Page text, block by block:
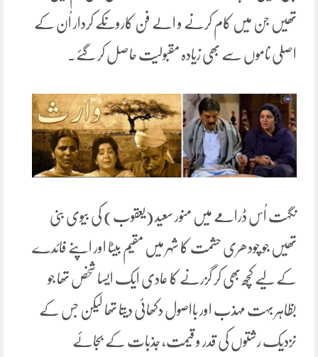
تھیں جن میں کام کرنے و الے فن کاروںکے کردار اُن کے
اصلی ناموں سے بھی زیادہ مقبولیت حاصل کر گئے۔
نگہت اُس ڈرامے میں منور سعید (یعقوب) کی بیوی بنی
تھیں جو چودھری حشمت کا شہر میں مقیم بیٹا اور اپنے فائدے
کے لیے کچھ بھی کر گزرنے کا عادی ایک ایسا شخص تھا جو
بظاہر بہت مہذب اور بااصول دکھائی دیتا تھا لیکن جس کے
نزدیک رشتوں کی قدر و قیمت، جذبات کے بجائے